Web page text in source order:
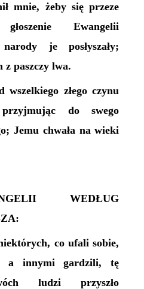
mnie, żeby się przeze
Ewangelii
je posłyszały;
z paszczy lwa.
złego czynu
do swego
Jemu chwała na wieki
WEDŁUG
co ufali sobie,
a innymi gardzili, tę
ludzi przyszło